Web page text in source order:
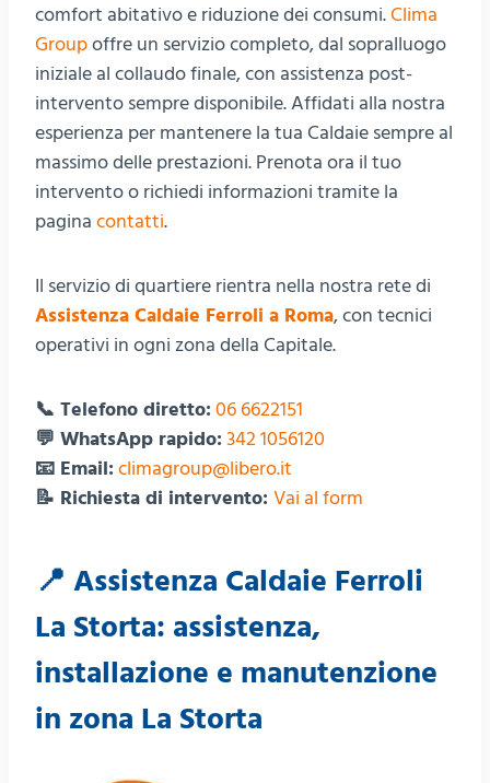
comfort abitativo e riduzione dei consumi.Clima
Groupoffre un servizio completo, dal sopralluogo
iniziale al collaudo finale, con assistenza post-
intervento sempre disponibile. Affidati alla nostra
esperienza per mantenere la tua Caldaie sempre al
massimo delle prestazioni. Prenota ora il tuo
intervento o richiedi informazioni tramite la
pagina contatti.
Il servizio di quartiere rientra nella nostra rete di
Assistenza Caldaie Ferroli a Roma, con tecnici
operativi in ogni zona della Capitale.
📞 Telefono diretto: 06 6622151
💬 WhatsApp rapido: 342 1056120
📧 Email: climagroup@libero.it
📝 Richiesta di intervento: Vai al form
📍 Assistenza Caldaie Ferroli
La Storta: assistenza,
installazione e manutenzione
in zona La Storta